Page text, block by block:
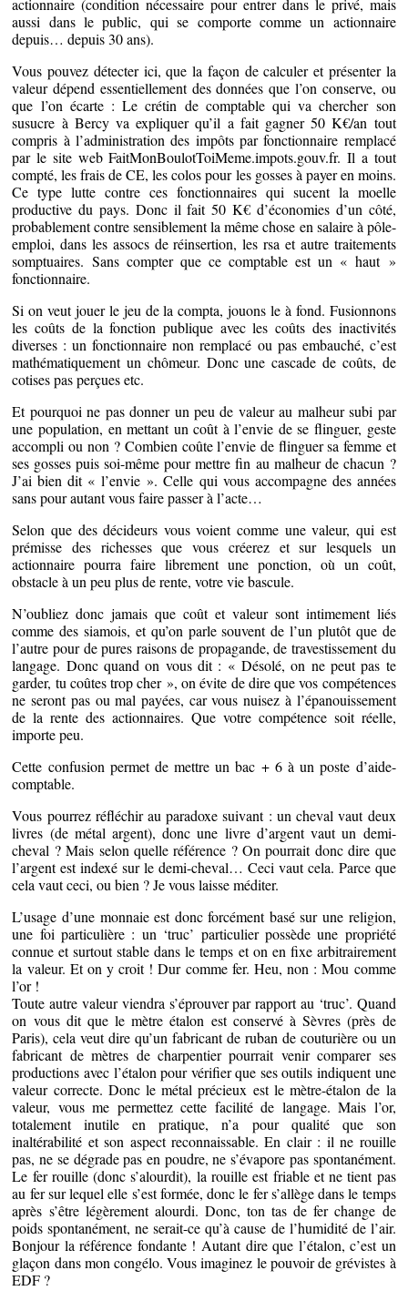
actionnaire (condition nécessaire pour entrer dans le privé, mais
aussi dans le public, qui se comporte comme un actionnaire
depuis… depuis 30 ans).
Vous pouvez détecter ici, que la façon de calculer et présenter la
valeur dépend essentiellement des données que l’on conserve, ou
que l’on écarte : Le crétin de comptable qui va chercher son
susucre à Bercy va expliquer qu’il a fait gagner 50 K€/an tout
compris à l’administration des impôts par fonctionnaire remplacé
par le site web FaitMonBoulotToiMeme.impots.gouv.fr. Il a tout
compté, les frais de CE, les colos pour les gosses à payer en moins.
Ce type lutte contre ces fonctionnaires qui sucent la moelle
productive du pays. Donc il fait 50 K€ d’économies d’un côté,
probablement contre sensiblement la même chose en salaire à pôle-
emploi, dans les assocs de réinsertion, les rsa et autre traitements
somptuaires. Sans compter que ce comptable est un « haut »
fonctionnaire.
Si on veut jouer le jeu de la compta, jouons le à fond. Fusionnons
les coûts de la fonction publique avec les coûts des inactivités
diverses : un fonctionnaire non remplacé ou pas embauché, c’est
mathématiquement un chômeur. Donc une cascade de coûts, de
cotises pas perçues etc.
Et pourquoi ne pas donner un peu de valeur au malheur subi par
une population, en mettant un coût à l’envie de se flinguer, geste
accompli ou non ? Combien coûte l’envie de flinguer sa femme et
ses gosses puis soi-même pour mettre fin au malheur de chacun ?
J’ai bien dit « l’envie ». Celle qui vous accompagne des années
sans pour autant vous faire passer à l’acte…
Selon que des décideurs vous voient comme une valeur, qui est
prémisse des richesses que vous créerez et sur lesquels un
actionnaire pourra faire librement une ponction, où un coût,
obstacle à un peu plus de rente, votre vie bascule.
N’oubliez donc jamais que coût et valeur sont intimement liés
comme des siamois, et qu’on parle souvent de l’un plutôt que de
l’autre pour de pures raisons de propagande, de travestissement du
langage. Donc quand on vous dit : « Désolé, on ne peut pas te
garder, tu coûtes trop cher », on évite de dire que vos compétences
ne seront pas ou mal payées, car vous nuisez à l’épanouissement
de la rente des actionnaires. Que votre compétence soit réelle,
importe peu.
Cette confusion permet de mettre un bac + 6 à un poste d’aide-
comptable.
Vous pourrez réfléchir au paradoxe suivant : un cheval vaut deux
livres (de métal argent), donc une livre d’argent vaut un demi-
cheval ? Mais selon quelle référence ? On pourrait donc dire que
l’argent est indexé sur le demi-cheval… Ceci vaut cela. Parce que
cela vaut ceci, ou bien ? Je vous laisse méditer.
L’usage d’une monnaie est donc forcément basé sur une religion,
une foi particulière : un ‘truc’ particulier possède une propriété
connue et surtout stable dans le temps et on en fixe arbitrairement
la valeur. Et on y croit ! Dur comme fer. Heu, non : Mou comme
l’or !
Toute autre valeur viendra s’éprouver par rapport au ‘truc’. Quand
on vous dit que le mètre étalon est conservé à Sèvres (près de
Paris), cela veut dire qu’un fabricant de ruban de couturière ou un
fabricant de mètres de charpentier pourrait venir comparer ses
productions avec l’étalon pour vérifier que ses outils indiquent une
valeur correcte. Donc le métal précieux est le mètre-étalon de la
valeur, vous me permettez cette facilité de langage. Mais l’or,
totalement inutile en pratique, n’a pour qualité que son
inaltérabilité et son aspect reconnaissable. En clair : il ne rouille
pas, ne se dégrade pas en poudre, ne s’évapore pas spontanément.
Le fer rouille (donc s’alourdit), la rouille est friable et ne tient pas
au fer sur lequel elle s’est formée, donc le fer s’allège dans le temps
après s’être légèrement alourdi. Donc, ton tas de fer change de
poids spontanément, ne serait-ce qu’à cause de l’humidité de l’air.
Bonjour la référence fondante ! Autant dire que l’étalon, c’est un
glaçon dans mon congélo. Vous imaginez le pouvoir de grévistes à
EDF ?